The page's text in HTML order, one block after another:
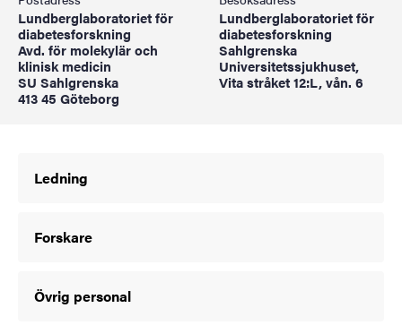
Lundberglaboratoriet för
diabetesforskning
Avd. för molekylär och
klinisk medicin
SU Sahlgrenska
413 45 Göteborg
Lundberglaboratoriet för
diabetesforskning
Sahlgrenska
Universitetssjukhuset,
Vita stråket 12:L, vån. 6
Ledning
Forskare
Övrig personal